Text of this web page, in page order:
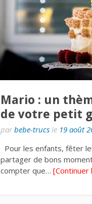
Mario : un
de votre petit
par bebe-trucs le 19 août
Pour les enfants, fêter
partager de bons
compter que… [Continuer